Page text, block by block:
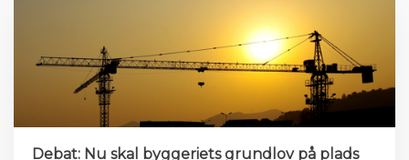
Debat: Nu skal byggeriets grundlov på plads